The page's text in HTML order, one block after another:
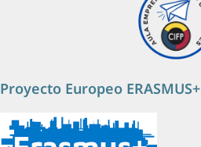
Proyecto Europeo ERASMUS+